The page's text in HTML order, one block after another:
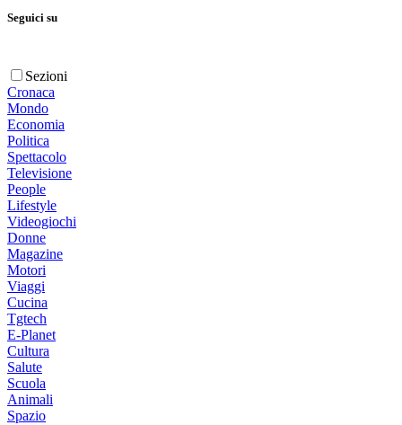
Seguici su
Sezioni
Cronaca
Mondo
Economia
Politica
Spettacolo
Televisione
People
Lifestyle
Videogiochi
Donne
Magazine
Motori
Viaggi
Cucina
Tgtech
E-Planet
Cultura
Salute
Scuola
Animali
Spazio